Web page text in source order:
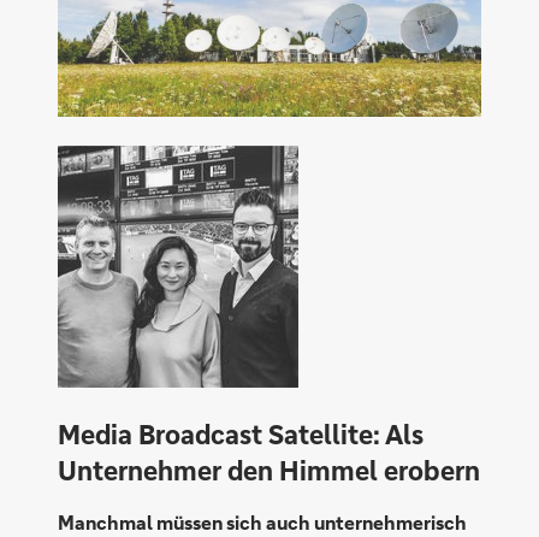
Media Broadcast Satellite: Als
Unternehmer den Himmel erobern
Manchmal müssen sich auch unternehmerisch